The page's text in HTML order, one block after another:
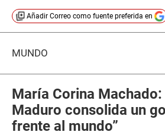
Añadir Correo como fuente preferida en
MUNDO
María Corina Machado:
Maduro consolida un
frente al mundo”